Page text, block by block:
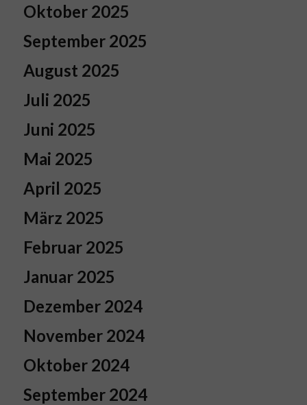
Oktober 2025
September 2025
August 2025
Juli 2025
Juni 2025
Mai 2025
April 2025
März 2025
Februar 2025
Januar 2025
Dezember 2024
November 2024
Oktober 2024
September 2024